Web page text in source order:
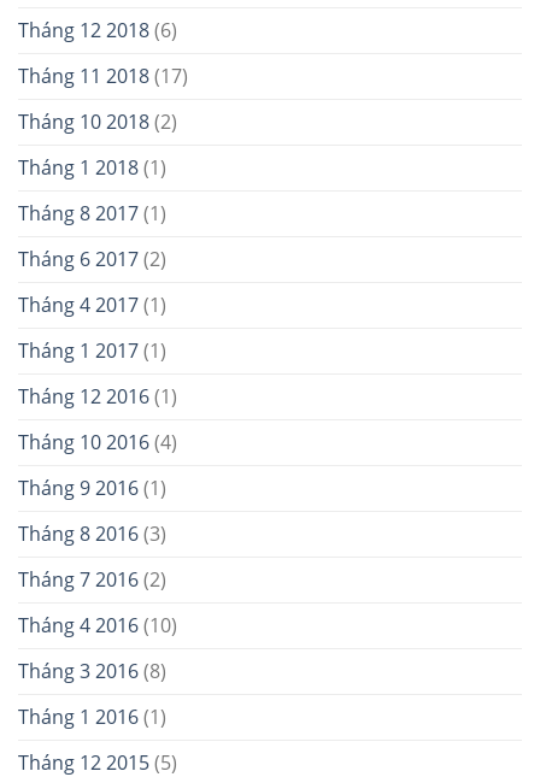
Tháng 12 2018(6)
Tháng 11 2018(17)
Tháng 10 2018(2)
Tháng 1 2018(1)
Tháng 8 2017(1)
Tháng 6 2017(2)
Tháng 4 2017(1)
Tháng 1 2017(1)
Tháng 12 2016(1)
Tháng 10 2016(4)
Tháng 9 2016(1)
Tháng 8 2016(3)
Tháng 7 2016(2)
Tháng 4 2016(10)
Tháng 3 2016(8)
Tháng 1 2016(1)
Tháng 12 2015(5)